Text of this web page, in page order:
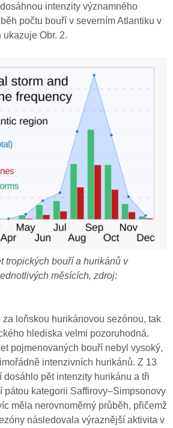
intenzity významného
počtu bouří v severním Atlantiku v
Obr. 2.
tropických bouří a hurikánů v
měsících, zdroj:
loňskou hurikánovou sezónou, tak
hlediska velmi pozoruhodná.
pojmenovaných bouří nebyl vysoký,
intenzivních hurikánů. Z 13
dosáhlo pět intenzity hurikánu a tři
pátou kategorii Saffirovy–Simpsonovy
měla nerovnoměrný průběh, přičemž
následovala výraznější aktivita v